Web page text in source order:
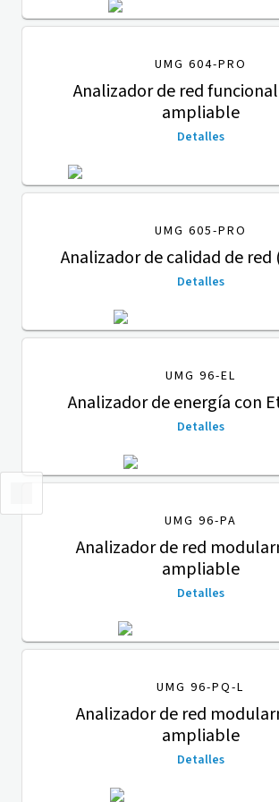
UMG 604-PRO
Analizador de red
ampliable
Detalles
UMG 605-PRO
Analizador de calidad de red
Detalles
UMG 96-EL
Analizador de energía con
Detalles
UMG 96-PA
Analizador de red
ampliable
Detalles
UMG 96-PQ-L
Analizador de red
ampliable
Detalles